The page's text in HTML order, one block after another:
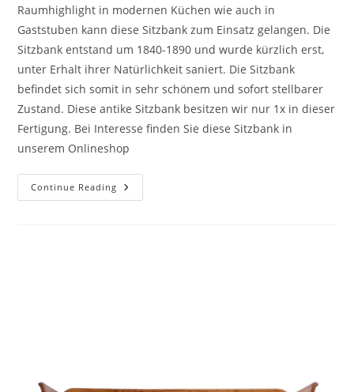
Raumhighlight in modernen Küchen wie auch in
Gaststuben kann diese Sitzbank zum Einsatz gelangen. Die
Sitzbank entstand um 1840-1890 und wurde kürzlich erst,
unter Erhalt ihrer Natürlichkeit saniert. Die Sitzbank
befindet sich somit in sehr schönem und sofort stellbarer
Zustand. Diese antike Sitzbank besitzen wir nur 1x in dieser
Fertigung. Bei Interesse finden Sie diese Sitzbank in
unserem Onlineshop
Continue Reading